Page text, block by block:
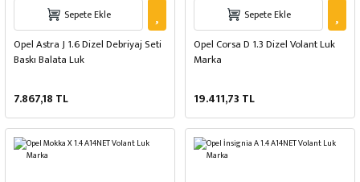
Sepete Ekle
Opel Astra J 1.6 Dizel Debriyaj Seti
Baskı Balata Luk
7.867,18 TL
Sepete Ekle
Opel Corsa D 1.3 Dizel Volant Luk
Marka
19.411,73 TL